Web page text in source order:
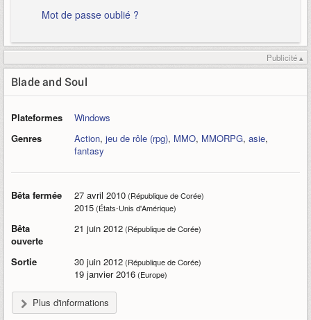
Mot de passe oublié ?
Publicité ▴
Blade and Soul
Plateformes
Windows
Genres
Action, jeu de rôle (rpg), MMO, MMORPG, asie,
fantasy
Bêta fermée 27 avril 2010(République de Corée)
2015(États-Unis d'Amérique)
Bêta
ouverte
21 juin 2012(République de Corée)
Sortie 30 juin 2012(République de Corée)
19 janvier 2016(Europe)
Plus d'informations